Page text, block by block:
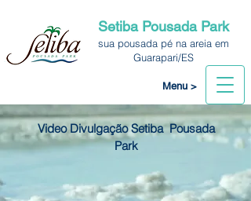
Setiba Pousada Park
sua pousada pé na areia em
Guarapari/ES
Menu >
Video Divulgação Setiba Pousada
Park